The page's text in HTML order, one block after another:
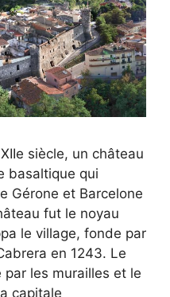
siècle, un château
basaltique qui
Gérone et Barcelone
fut le noyau
le village, fonde par
en 1243. Le
par les murailles et le
capitale